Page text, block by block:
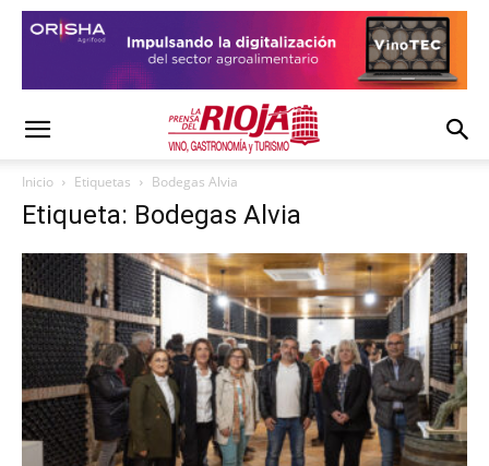
Inicio Etiquetas Bodegas Alvia
Etiqueta: Bodegas Alvia